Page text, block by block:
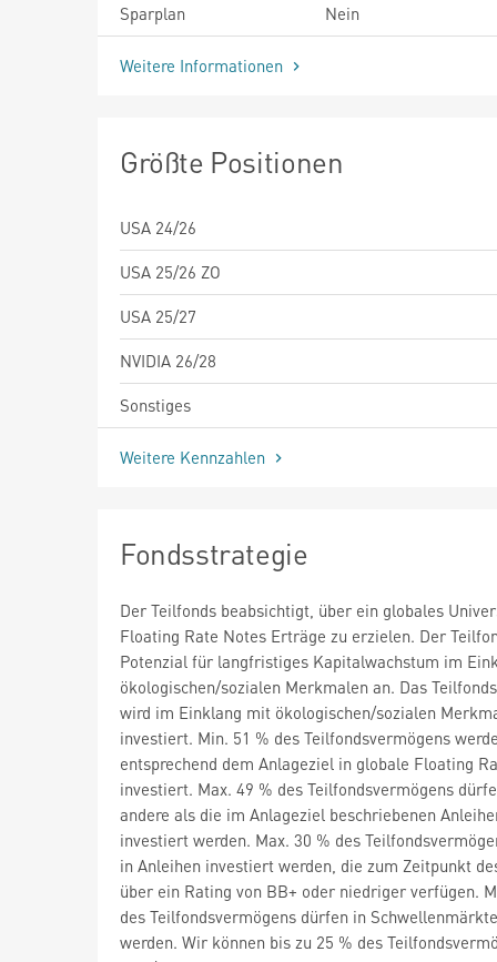
Sparplan
Nein
Weitere Informationen
Größte Positionen
USA 24/26
USA 25/26 ZO
USA 25/27
NVIDIA 26/28
Sonstiges
Weitere Kennzahlen
Fondsstrategie
Der Teilfonds beabsichtigt, über ein globales
Floating Rate Notes Erträge zu erzielen. Der
Potenzial für langfristiges Kapitalwachstum im
ökologischen/sozialen Merkmalen an. Das
wird im Einklang mit ökologischen/sozialen
investiert. Min. 51 % des Teilfondsvermögens
entsprechend dem Anlageziel in globale Floating
investiert. Max. 49 % des Teilfondsvermögens
andere als die im Anlageziel beschriebenen
investiert werden. Max. 30 % des
in Anleihen investiert werden, die zum Zeitpunkt
über ein Rating von BB+ oder niedriger verfügen.
des Teilfondsvermögens dürfen in
werden. Wir können bis zu 25 % des